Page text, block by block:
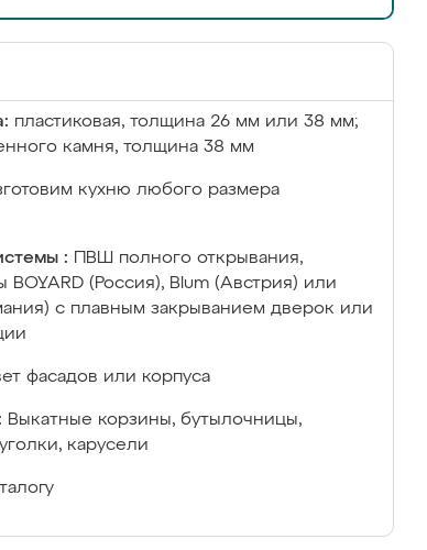
пластиковая, толщина 26 мм или 38 мм;
камня, толщина 38 мм
кухню любого размера
:
ПВШ полного открывания,
BOYARD (Россия), Blum (Австрия) или
с плавным закрыванием дверок или
фасадов или корпуса
Выкатные корзины, бутылочницы,
карусели